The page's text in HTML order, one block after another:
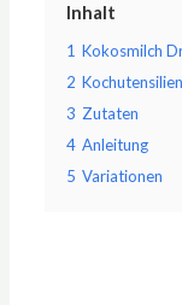
Inhalt
1 Kokosmilch
2 Kochutensilien
3 Zutaten
4 Anleitung
5 Variationen